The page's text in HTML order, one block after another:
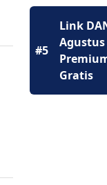
#5
Link
Agustus
Gratis